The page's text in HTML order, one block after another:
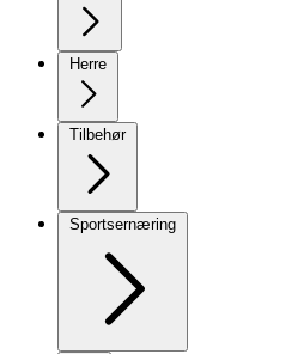
Herre
Tilbehør
Sportsernæring